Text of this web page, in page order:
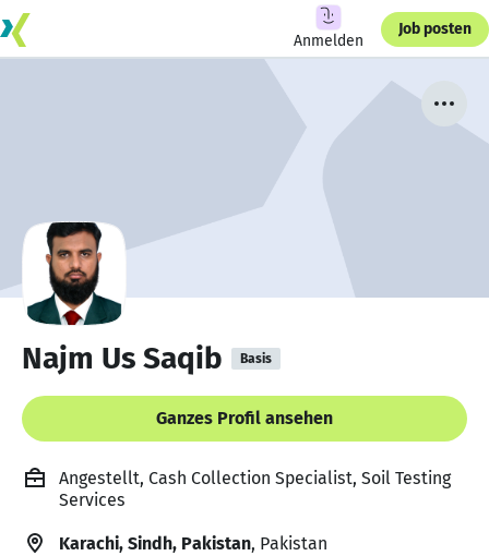
Anmelden
Job posten
Najm Us Saqib Basis
Ganzes Profil ansehen
Angestellt, Cash Collection Specialist, Soil Testing
Services
Karachi, Sindh, Pakistan, Pakistan